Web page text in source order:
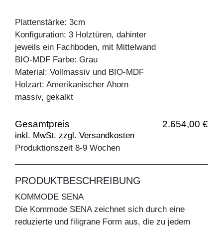
Plattenstärke: 3cm
Konfiguration: 3 Holztüren, dahinter
jeweils ein Fachboden, mit Mittelwand
BIO-MDF Farbe: Grau
Material: Vollmassiv und BIO-MDF
Holzart: Amerikanischer Ahorn
massiv, gekalkt
Gesamtpreis 2.654,00 €
inkl. MwSt. zzgl. Versandkosten
Produktionszeit 8-9 Wochen
PRODUKTBESCHREIBUNG
KOMMODE SENA
Die Kommode SENA zeichnet sich durch eine
reduzierte und filigrane Form aus, die zu jedem